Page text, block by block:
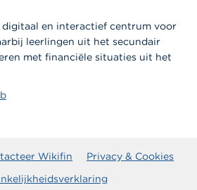
digitaal en interactief centrum voor
leerlingen uit het secundair
met financiële situaties uit het
Wikifin
Privacy & Cookies